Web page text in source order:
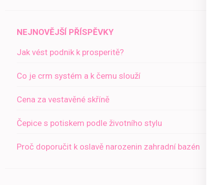
NEJNOVĚJŠÍ PŘÍSPĚVKY
Jak vést podnik k prosperitě?
Co je crm systém a k čemu slouží
Cena za vestavěné skříně
Čepice s potiskem podle životního stylu
Proč doporučit k oslavě narozenin zahradní bazén